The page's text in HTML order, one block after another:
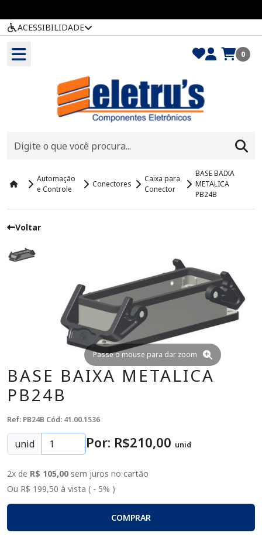
ACESSIBILIDADE
0
Automação
e Controle
Conectores
Caixa para
Conector
BASE BAIXA
METALICA
PB24B
Voltar
Passe o mouse para dar zoom
BASE BAIXA METALICA
PB24B
Ref: PB24B Cód: 41.00.1536
unid Por: R$210,00 unid
2x de R$ 105,00 sem juros no cartão
Ou R$ 199,50 à vista ( - 5% )
COMPRAR